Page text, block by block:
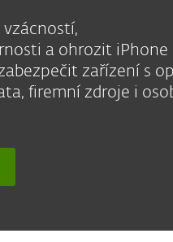
a ohrozit iPhone
zařízení s
firemní zdroje i